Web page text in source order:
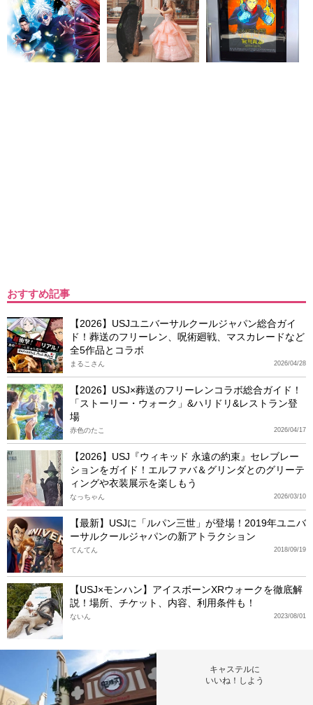
おすすめ記事
【2026】USJユニバーサルクールジャパン総合ガイ
ド！葬送のフリーレン、呪術廻戦、マスカレードなど
全5作品とコラボ
2026/04/28
まるこさん
【2026】USJ×葬送のフリーレンコラボ総合ガイド！
「ストーリー・ウォーク」&ハリドリ&レストラン登
場
2026/04/17
赤色のたこ
【2026】USJ『ウィキッド 永遠の約束』セレブレー
ションをガイド！エルファバ＆グリンダとのグリーテ
ィングや衣装展示を楽しもう
2026/03/10
なっちゃん
【最新】USJに「ルパン三世」が登場！2019年ユニバ
ーサルクールジャパンの新アトラクション
2018/09/19
てんてん
【USJ×モンハン】アイスボーンXRウォークを徹底解
説！場所、チケット、内容、利用条件も！
2023/08/01
ないん
キャステルに
いいね！しよう